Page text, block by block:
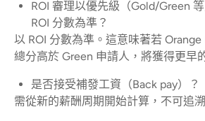
ROI 審理以優先級（Gold/Green
ROI 分數為準？
以 ROI 分數為準。這意味著若 Orange
總分高於 Green 申請人，將獲得更早
是否接受補發工資（Back pay）？
需從新的薪酬周期開始計算，不可追